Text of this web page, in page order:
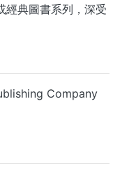
經典圖書系列，深受
Company